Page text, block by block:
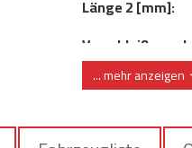
Länge 2 [mm]:
WVA-Nummer:
... mehr anzeigen